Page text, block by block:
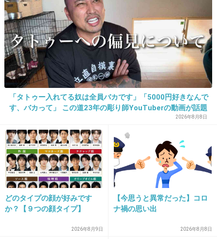
+1093 -41
14. 匿名2016/04/27(水) 18:20:13
ジョニーデップ意識したら紅の豚って言われた
のw
+771 -39
15. 匿名2016/04/27(水) 18:20:16
LDH系ってなんでみんな黒光ってるんだろ
ー。 爽やかさゼロ！
「タトゥー入れてる奴は全員バカです」「5000円好きなんで
す、バカって」 この道23年の彫り師YouTuberの動画が話題
2026年8月8日
どのタイプの顔が好みです
か？【９つの顔タイプ】
2026年8月9日
【今思うと異常だった】コロ
ナ禍の思い出
2026年8月8日